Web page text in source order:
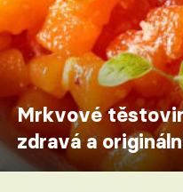
Mrkvové
zdravá a